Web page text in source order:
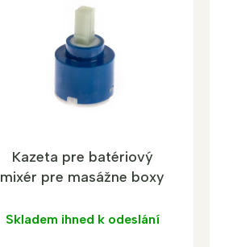
Kazeta pre batériový
mixér pre masážne boxy
Skladem ihned k odeslání